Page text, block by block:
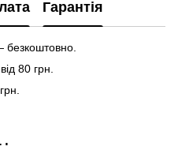
Гарантія
безкоштовно.
80 грн.